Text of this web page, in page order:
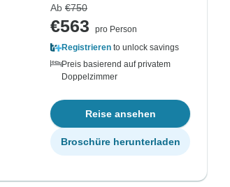
Ab €750
€563
pro Person
Registrieren to unlock savings
Preis basierend auf privatem
Doppelzimmer
Reise ansehen
Broschüre herunterladen